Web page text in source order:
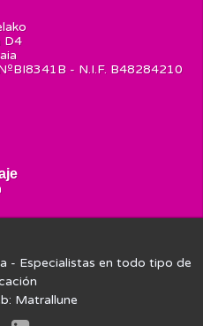
D4
- N.I.F. B48284210
- Especialistas en todo tipo de
Matrallune